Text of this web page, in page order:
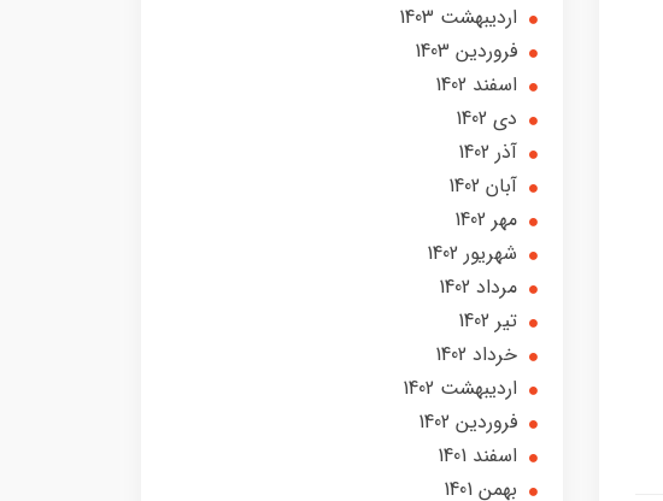
ارديبهشت 1403
فروردین 1403
اسفند 1402
دی 1402
آذر 1402
آبان 1402
مهر 1402
شهریور 1402
مرداد 1402
تير 1402
خرداد 1402
ارديبهشت 1402
فروردین 1402
اسفند 1401
بهمن 1401